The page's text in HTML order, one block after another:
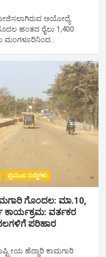
ಅಯೋಧ್ಯೆ
ಹಂತದ ರೈಲು 1,400
ಮಂಗಳೂರಿನಿಂದ…
ಪ್ರಮುಖ ಸುದ್ದಿಗಳು
ಗೊಂದಲ: ಮಾ.10,
ಕಾರ್ಯಕ್ರಮ: ವರ್ತಕರ
ಪರಿಹಾರ
ಹೆದ್ದಾರಿ ಕಾಮಗಾರಿ